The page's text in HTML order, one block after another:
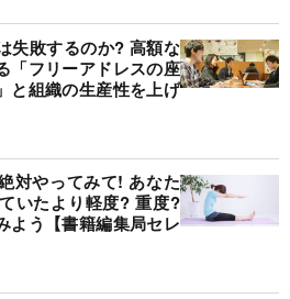
失敗するのか? 高額な
「フリーアドレスの座
と組織の生産性を上げ
対やってみて! あなた
いたより軽度? 重度?
よう【書籍編集局セレ